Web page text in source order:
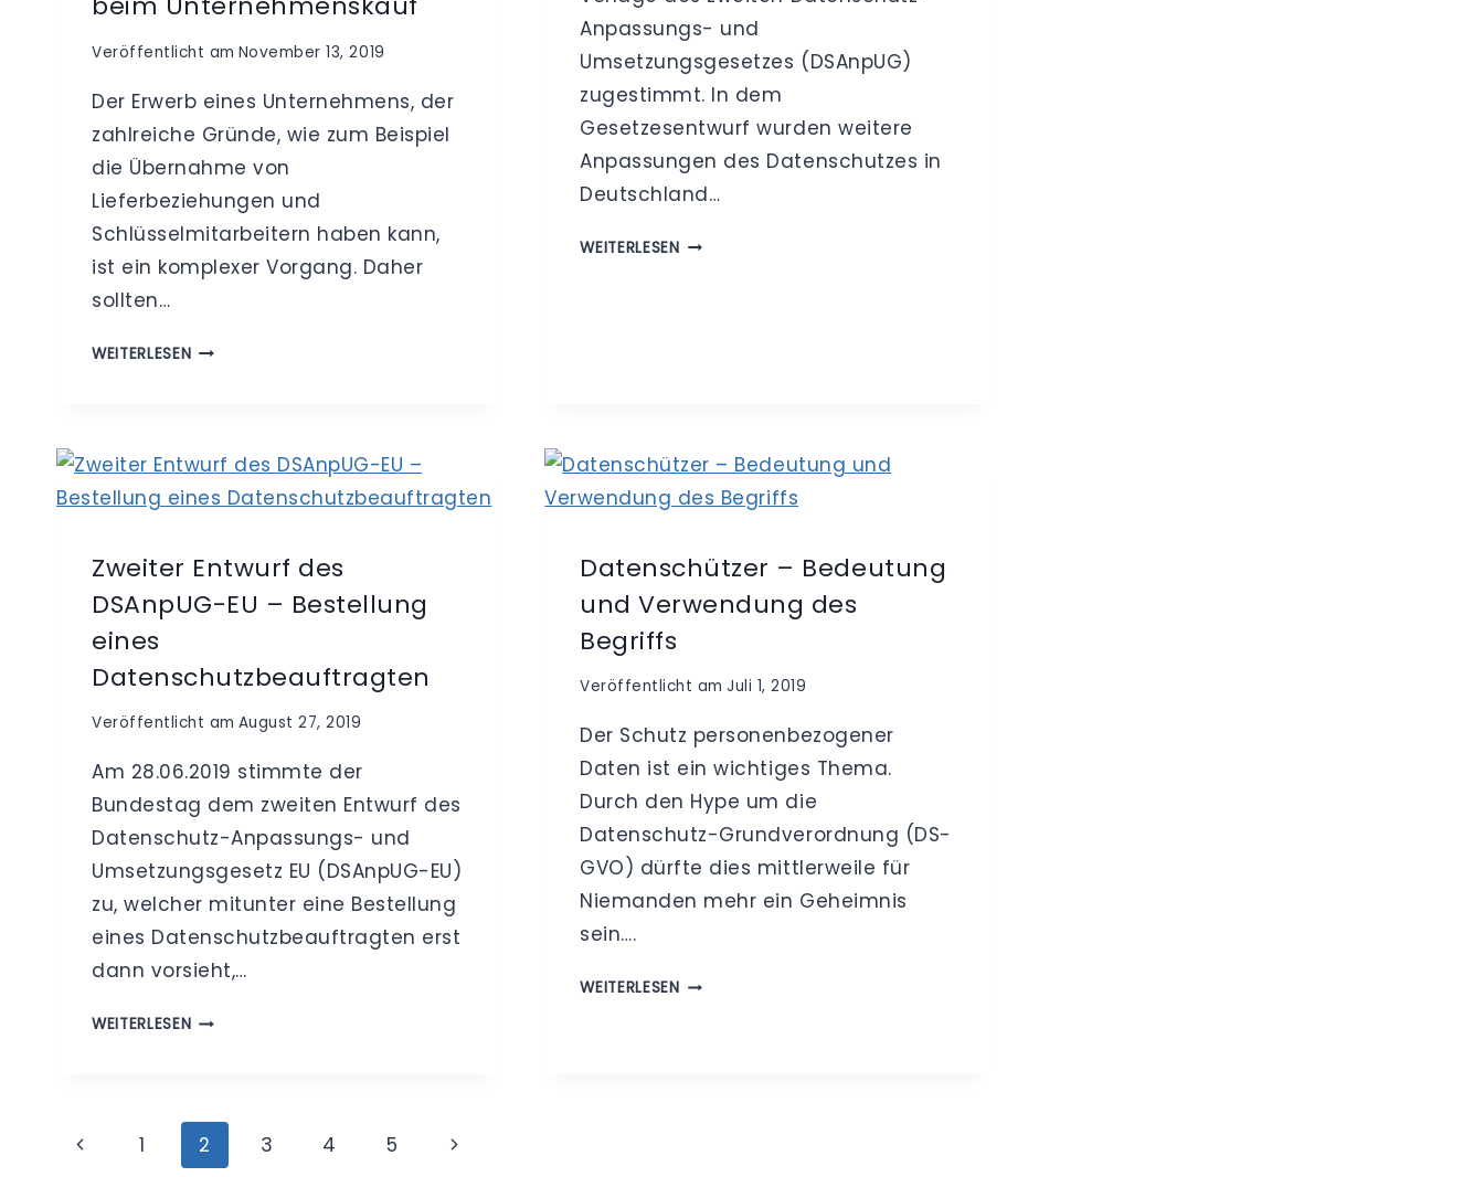
Veröffentlicht am November 13, 2019
Der Erwerb eines Unternehmens, der
zahlreiche Gründe, wie zum Beispiel
die Übernahme von
Lieferbeziehungen und
Schlüsselmitarbeitern haben kann,
ist ein komplexer Vorgang. Daher
sollten…
WEITERLESENDS-
BEIM
UNTERNEHMENSKAUF
Anpassungs- und
Umsetzungsgesetzes (DSAnpUG)
zugestimmt. In dem
Gesetzesentwurf wurden weitere
Anpassungen des Datenschutzes in
Deutschland…
WEITERLESENDATENSCHUTZ-
Zweiter Entwurf des
DSAnpUG-EU – Bestellung
eines
Datenschutzbeauftragten
Veröffentlicht am August 27, 2019
Am 28.06.2019 stimmte der
Bundestag dem zweiten Entwurf des
Datenschutz-Anpassungs- und
Umsetzungsgesetz EU (DSAnpUG-EU)
zu, welcher mitunter eine Bestellung
eines Datenschutzbeauftragten erst
dann vorsieht,…
WEITERLESENZWEITER
EU
–
Datenschützer – Bedeutung
und Verwendung des
Begriffs
Veröffentlicht am Juli 1, 2019
Der Schutz personenbezogener
Daten ist ein wichtiges Thema.
Durch den Hype um die
Datenschutz-Grundverordnung (DS-
GVO) dürfte dies mittlerweile für
Niemanden mehr ein Geheimnis
sein….
WEITERLESENDATENSCHÜTZER
Seitennavigation
Vorherige
1 2 3 4 5
Nächste